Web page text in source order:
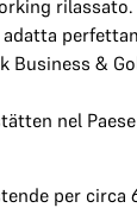
rilassato.
Business &
nel
per